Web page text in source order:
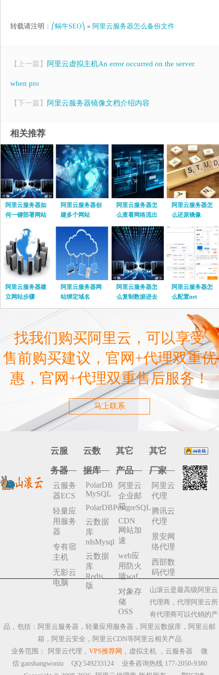
转载请注明： ⎛蜗牛SEO⎞ » 阿里云服务器怎么备份文件
【上一篇】 阿里云虚拟主机An error occurred on the server
when pro
【下一篇】 阿里云服务器镜像文档介绍内容
相关推荐
阿里云服务器如
何一键部署网站
阿里云服务器创
建多个网站
阿里云服务器怎
么查看网络流出
流量
阿里云服务器怎
么还原镜像
阿里云服务器建
立网站步骤
阿里云服务器网
站绑定域名
阿里云服务器怎
么复制数据进去
阿里云服务器怎
么配置net
找我们购买阿里云，可以享受
售前购买建议，官网+代理双重优
惠，官网+代理双重售后服务！
马上联系
云服
务器
云服务
器ECS
轻量应
用服务
器
专有宿
主机
无影云
电脑
云数
据库
PolarDB
MySQL
PolarDBPostgreSQL
云数据
库
rdsMysql
云数据
库
Redis
版
其它
产品
阿里云
企业邮
箱
CDN
网站加
速
web应
用防火
墙waf
对象存
储
OSS
其它
厂家
阿里云
代理
腾讯云
代理
景安网
络代理
西部数
码代理
山滚云是最高级阿里云
代理商，代理阿里云所
有代理商可以代销的产
品，包括：阿里云服务器，轻量应用服务器，阿里云数据库，阿里云邮
箱，阿里云安全，阿里云CDN等阿里云相关产品
业务范围：
阿里云代理 , VPS推荐网 , 虚拟主机 , 云服务器
微
信:ganshangwoniu QQ:549233124 业务咨询热线:177-2050-9380